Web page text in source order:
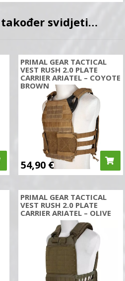
također svidjeti…
PRIMAL GEAR TACTICAL
VEST RUSH 2.0 PLATE
CARRIER ARIATEL – COYOTE
BROWN
54,90 €
PRIMAL GEAR TACTICAL
VEST RUSH 2.0 PLATE
CARRIER ARIATEL – OLIVE